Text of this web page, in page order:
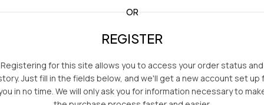
OR
REGISTER
Registering for this site allows you to access your order status and
Just fill in the fields below, and we'll get a new account set up
in no time. We will only ask you for information necessary to